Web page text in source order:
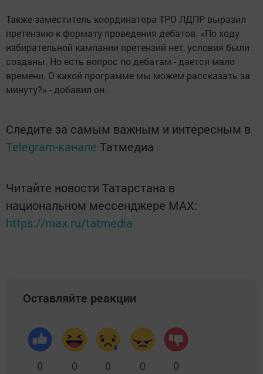
Также заместитель координатора ТРО ЛДПР выразил
претензию к формату проведения дебатов. «По ходу
избирательной кампании претензий нет, условия были
созданы. Но есть вопрос по дебатам - дается мало
времени. О какой программе мы можем рассказать за
минуту?» - добавил он.
Следите за самым важным и интересным в
Telegram-канале Татмедиа
Читайте новости Татарстана в
национальном мессенджере MАХ:
https://max.ru/tatmedia
Оставляйте реакции
0 0 0 0 0